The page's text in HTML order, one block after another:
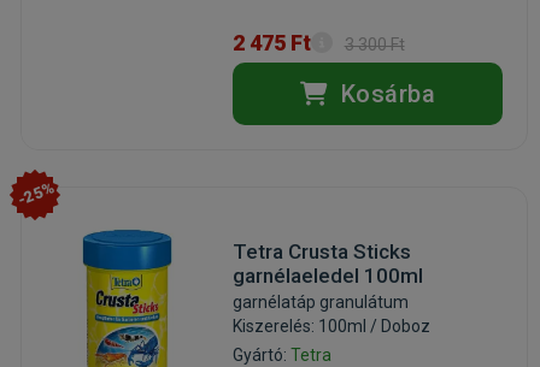
2 475 Ft 3 300 Ft
Kosárba
-25%
Tetra Crusta Sticks
garnélaeledel 100ml
garnélatáp granulátum
Kiszerelés: 100ml / Doboz
Gyártó: Tetra